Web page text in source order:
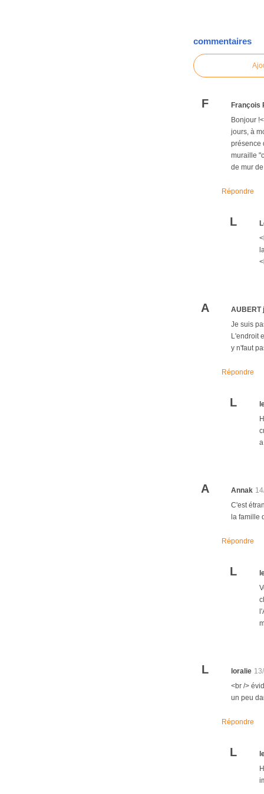
commentaires
F François
Bonjour
jours, à
présence
muraille
de mur
Répondre
L
A AUBERT
Je suis
L'endroit
y n'faut
Répondre
L
A Annak
C'est
la famille
Répondre
L
L loralie
<br />
un peu
Répondre
L